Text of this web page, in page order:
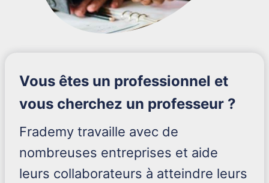
Vous êtes un professionnel et
vous cherchez un professeur ?
Frademy travaille avec de
nombreuses entreprises et aide
leurs collaborateurs à atteindre leurs